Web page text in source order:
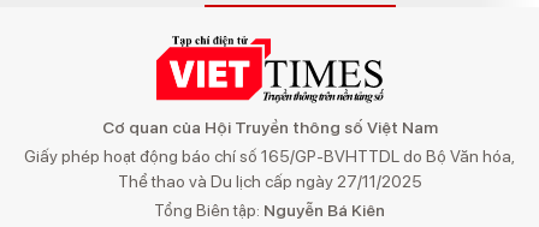
Cơ quan của Hội Truyền thông số Việt Nam
Giấy phép hoạt động báo chí số 165/GP-BVHTTDL do Bộ Văn hóa,
Thể thao và Du lịch cấp ngày 27/11/2025
Tổng Biên tập: Nguyễn Bá Kiên